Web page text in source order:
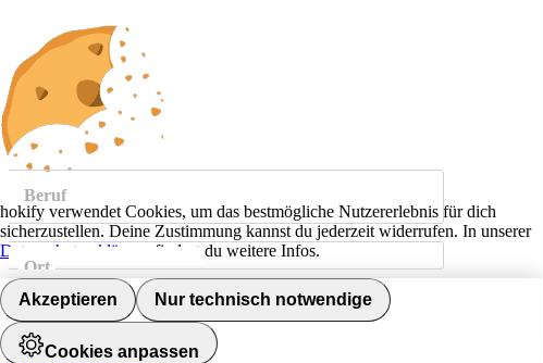
Anmelden
weitere
Jobs anzeigen
Beruf
Ort
Jobs finden
Schwimmbadtechniker:in (m/w/d)
hokify verwendet Cookies, um das bestmögliche Nutzererlebnis für dich
sicherzustellen. Deine Zustimmung kannst du jederzeit widerrufen. In unserer
Datenschutzerklärung
findest du weitere Infos.
Akzeptieren Nur technisch notwendige
Cookies anpassen